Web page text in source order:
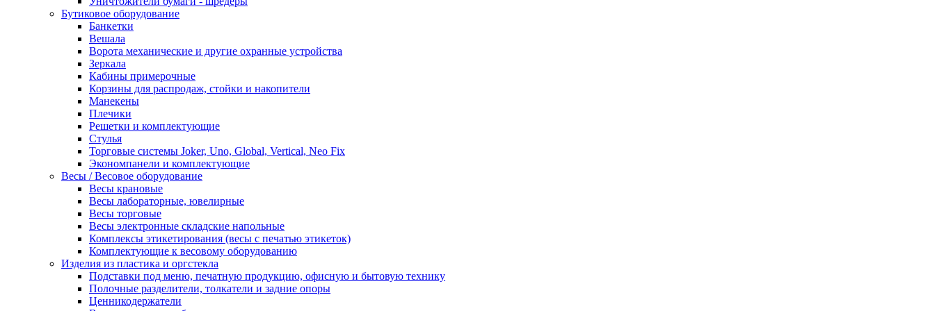
Бутиковое оборудование
Банкетки
Вешала
Ворота механические и другие охранные устройства
Зеркала
Кабины примерочные
Корзины для распродаж, стойки и накопители
Манекены
Плечики
Решетки и комплектующие
Стулья
Торговые системы Joker, Uno, Global, Vertical, Neo Fix
Экономпанели и комплектующие
Весы / Весовое оборудование
Весы крановые
Весы лабораторные, ювелирные
Весы торговые
Весы электронные складские напольные
Комплексы этикетирования (весы с печатью этикеток)
Комплектующие к весовому оборудованию
Изделия из пластика и оргстекла
Подставки под меню, печатную продукцию, офисную и бытовую технику
Полочные разделители, толкатели и задние опоры
Ценникодержатели